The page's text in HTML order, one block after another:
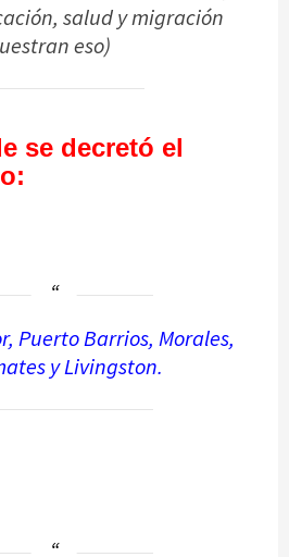
salud y migración
eso)
se decretó el
Puerto Barrios, Morales,
y Livingston.